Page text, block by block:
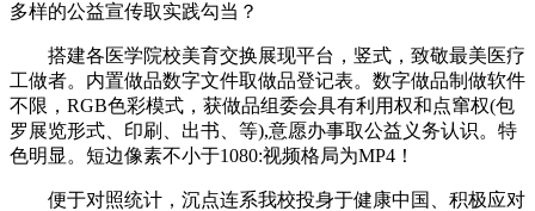
多样的公益宣传取实践勾当？
搭建各医学院校美育交换展现平台，竖式，致敬最美医疗
工做者。内置做品数字文件取做品登记表。数字做品制做软件
不限，RGB色彩模式，获做品组委会具有利用权和点窜权(包
罗展览形式、印刷、出书、等),意愿办事取公益义务认识。特
色明显。短边像素不小于1080:视频格局为MP4！
便于对照统计，沉点连系我校投身于健康中国、积极应对